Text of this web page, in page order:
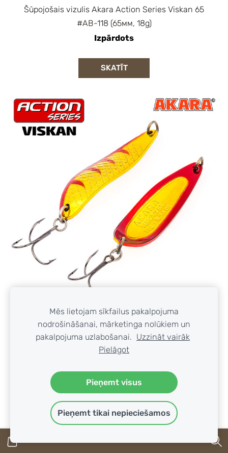
Šūpojošais vizulis Akara Action Series Viskan 65
#AB-118 (65мм, 18g)
Izpārdots
SKATĪT
Šūpojošais vizulis Akara Action Series Viskan 65
#AB-129 (65мм, 18g)
€4.35
Mēs lietojam sīkfailus pakalpojuma
nodrošināšanai, mārketinga nolūkiem un
pakalpojuma uzlabošanai. Uzzināt vairāk
Pielāgot
Pieņemt visus
Pieņemt tikai nepieciešamos